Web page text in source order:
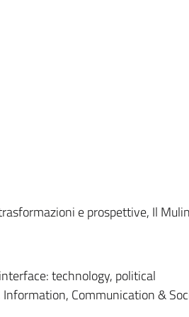
e prospettive, Il
technology, political
Communication &